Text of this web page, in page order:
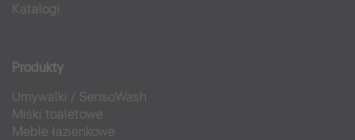
Katalogi
Produkty
Umywalki / SensoWash
Miski toaletowe
Meble łazienkowe